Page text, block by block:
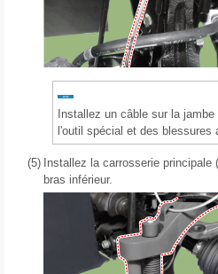
Installez un câble sur la
l'outil spécial et des blessures
(5) Installez la carrosserie
bras inférieur.